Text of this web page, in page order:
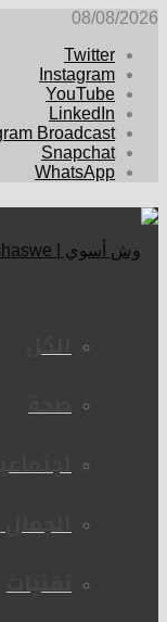
08/08/2026
Twitter
Instagram
YouTube
LinkedIn
Broadcast
Snapchat
WhatsApp
الكل
صحة
الجمال
تقنيات